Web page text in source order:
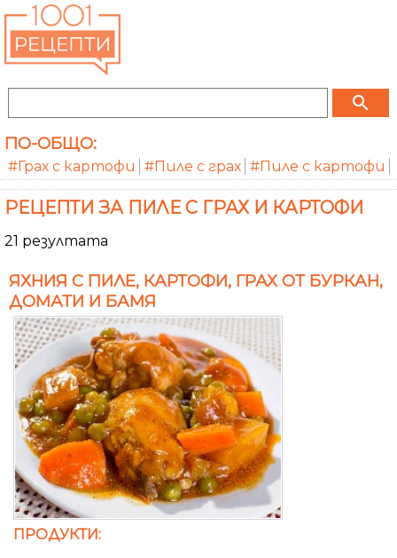
search
ПО-ОБЩО:
#Грах с картофи #Пиле с грах #Пиле с картофи
РЕЦЕПТИ ЗА ПИЛЕ С ГРАХ И КАРТОФИ
21 резултата
ЯХНИЯ С ПИЛЕ, КАРТОФИ, ГРАХ ОТ БУРКАН,
ДОМАТИ И БАМЯ
ПРОДУКТИ: